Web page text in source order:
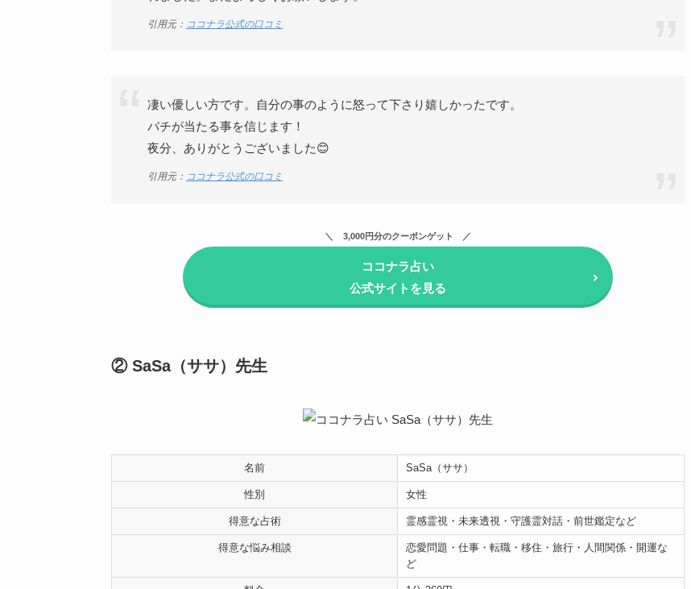
引用元： ココナラ公式の口コミ
凄い優しい方です。自分の事のように怒って下さり嬉しかったです。
バチが当たる事を信じます！
夜分、ありがとうございました😊
引用元： ココナラ公式の口コミ
3,000円分のクーポンゲット
ココナラ占い
公式サイトを見る
② SaSa（ササ）先生
名前 SaSa（ササ）
性別 女性
得意な占術 霊感霊視・未来透視・守護霊対話・前世鑑定など
得意な悩み相談
恋愛問題・仕事・転職・移住・旅行・人間関係・開運な
ど